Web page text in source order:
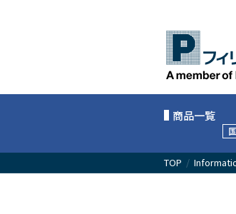
商品一覧
TOP /